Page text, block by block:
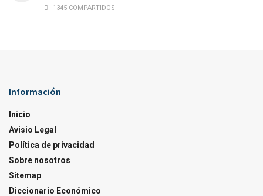
1345 COMPARTIDOS
Información
Inicio
Avisio Legal
Política de privacidad
Sobre nosotros
Sitemap
Diccionario Económico